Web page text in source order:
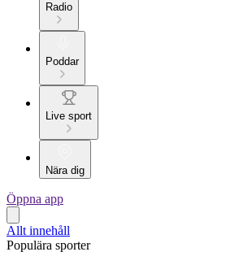
Radio
Poddar
Live sport
Nära dig
Öppna app
Allt innehåll
Populära sporter